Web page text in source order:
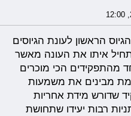
7/2019 הוא יום הגיוס הראשון לעונת הגיוסים
איתו את העונה מאשר
מהתפקידים הכי מוכרים
מבינים את משמעות
שדורש מידת אחריות
רבות יעידו שתחושת